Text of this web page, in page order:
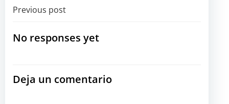
Navegación
por
entradas
Previous post
No responses yet
Deja un comentario